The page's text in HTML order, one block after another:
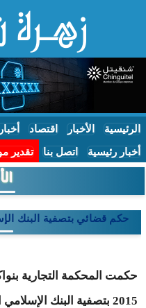
الرئيسية الأخبار اقتصاد
أخبار رئيسية اتصل بنا تقدير
حكم قضائي بتصفية البنك
2015 بتصفية البنك